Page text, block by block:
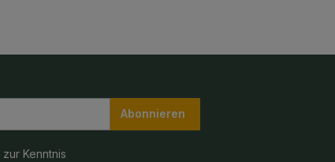
Abonnieren
zur Kenntnis